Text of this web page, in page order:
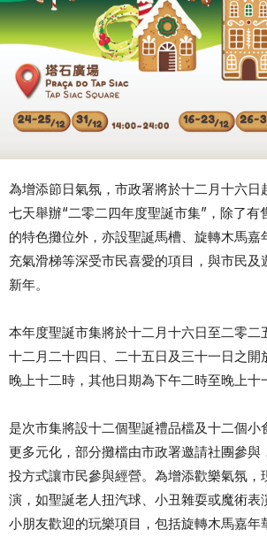
為增添節日氣氛，市政署將於十二月十六日
七天舉辦“二零二四年度聖誕市集”，除了有
的特色攤位外，亦設聖誕馬槽、旋轉木馬嘉
充氣滑梯等深受市民喜愛的項目，與市民及
新年。
本年度聖誕市集將於十二月十六日至二零二
十二月二十四日、二十五日及三十一日之開
晚上十二時，其他日期為下午二時至晚上十
是次市集將設十二個聖誕禮品檔及十二個小
更多元化，部分攤檔由市政署邀請社團參與
投方式讓市民參與經營。為增添歡樂氣氛，
演，如聖誕老人扭汽球、小丑雜耍或魔術表
小朋友歡迎的玩樂項目，包括旋轉木馬嘉年